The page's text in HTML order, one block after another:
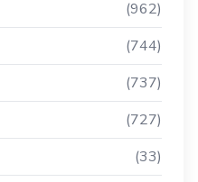
(962)
(744)
(737)
(727)
(33)